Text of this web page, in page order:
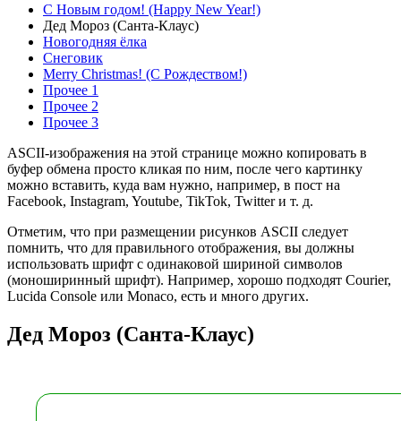
С Новым годом! (Happy New Year!)
Дед Мороз (Санта-Клаус)
Новогодняя ёлка
Снеговик
Merry Christmas! (С Рождеством!)
Прочее 1
Прочее 2
Прочее 3
ASCII-изображения на этой странице можно копировать в
буфер обмена просто кликая по ним, после чего картинку
можно вставить, куда вам нужно, например, в пост на
Facebook, Instagram, Youtube, TikTok, Twitter и т. д.
Отметим, что при размещении рисунков ASCII следует
помнить, что для правильного отображения, вы должны
использовать шрифт с одинаковой шириной символов
(моноширинный шрифт). Например, хорошо подходят Courier,
Lucida Console или Monaco, есть и много других.
Дед Мороз (Санта-Клаус)